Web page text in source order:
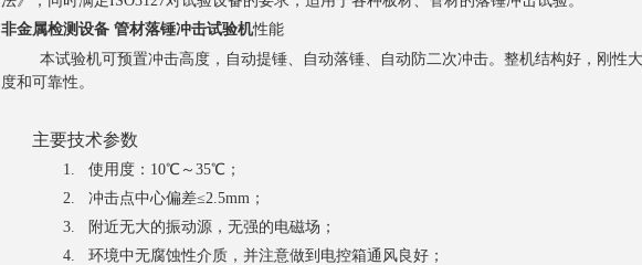
非金属检测设备 管材落锤冲击试验机性能
本试验机可预置冲击高度，自动提锤、自动落锤、自动防二次冲击。整机结构好，刚性
度和可靠性。
主要技术参数
1. 使用度： 10℃～ 35℃；
2.
冲击点中心偏差≤2.5mm；
3.
附近无大的振动源，无强的电磁场；
4.
环境中无腐蚀性介质，并注意做到电控箱通风良好；